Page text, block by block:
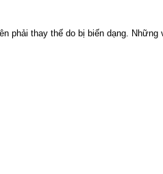
phải thay thế do bị biến dạng.